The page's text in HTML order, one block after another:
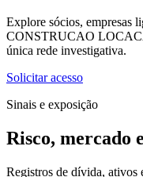
Explore sócios, empresas
CONSTRUCAO
única rede investigativa.
Solicitar acesso
Sinais e exposição
Risco, mercado
Registros de dívida, ativos